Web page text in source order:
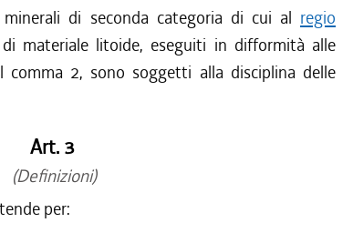
minerali di seconda categoria di cui al regio
materiale litoide, eseguiti in difformità alle
2, sono soggetti alla disciplina delle
Art. 3
(Definizioni)
per: